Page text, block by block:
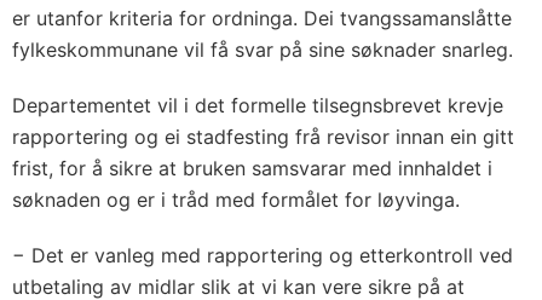
er utanfor kriteria for ordninga. Dei tvangssamanslåtte
fylkeskommunane vil få svar på sine søknader snarleg.
Departementet vil i det formelle tilsegnsbrevet krevje
rapportering og ei stadfesting frå revisor innan ein gitt
frist, for å sikre at bruken samsvarar med innhaldet i
søknaden og er i tråd med formålet for løyvinga.
− Det er vanleg med rapportering og etterkontroll ved
utbetaling av midlar slik at vi kan vere sikre på at